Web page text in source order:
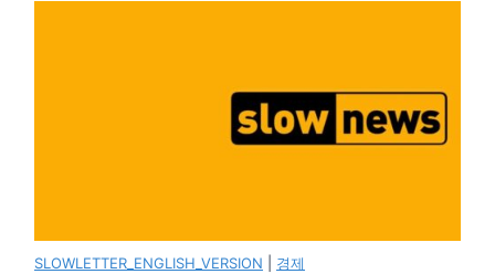
SLOWLETTER_ENGLISH_VERSION 경제